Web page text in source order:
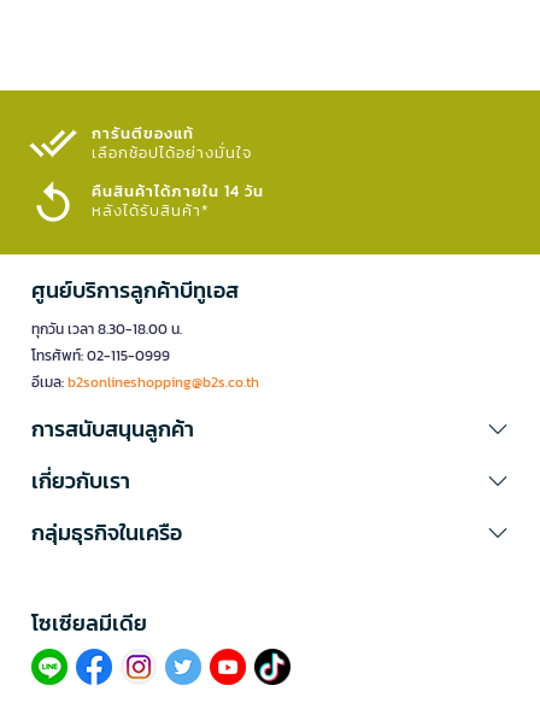
การันตีของแท้
เลือกช้อปได้อย่างมั่นใจ​
คืนสินค้าได้ภายใน 14 วัน
หลังได้รับสินค้า*
ศูนย์บริการลูกค้าบีทูเอส
ทุกวัน เวลา 8.30-18.00 น.
โทรศัพท์: 02-115-0999
อีเมล:b2sonlineshopping@b2s.co.th
การสนับสนุนลูกค้า
เกี่ยวกับเรา
กลุ่มธุรกิจในเครือ
โซเซียลมีเดีย​